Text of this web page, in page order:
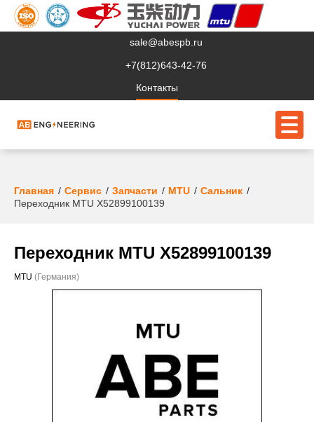
sale@abespb.ru
+7(812)643-42-76
Контакты
О компании
Проекты
Главная Сервис Запчасти MTU
Сальник
Переходник MTU X52899100139
Переходник MTU X52899100139
MTU (Германия)